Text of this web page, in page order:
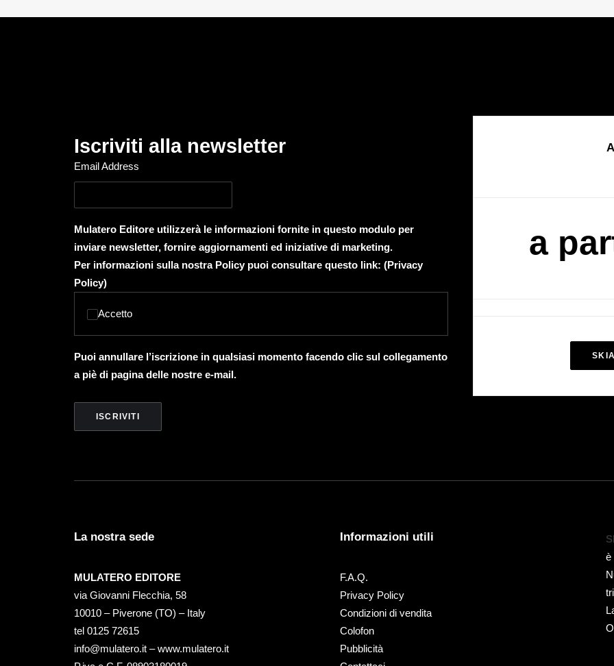
Iscriviti alla newsletter
Email Address
Mulatero Editore utilizzerà le informazioni fornite in questo modulo per
inviare newsletter, fornire aggiornamenti ed iniziative di marketing.
Per informazioni sulla nostra Policy puoi consultare questo link: (Privacy
Policy)
Accetto
Puoi annullare l’iscrizione in qualsiasi momento facendo clic sul collegamento
a piè di pagina delle nostre e-mail.
a
La nostra sede
MULATERO EDITORE
via Giovanni Flecchia, 58
10010 – Piverone (TO) – Italy
tel ‭0125 72615‬
info@mulatero.it –www.mulatero.it
Informazioni utili
F.A.Q.
Privacy Policy
Condizioni di vendita
Colofon
Pubblicità
è